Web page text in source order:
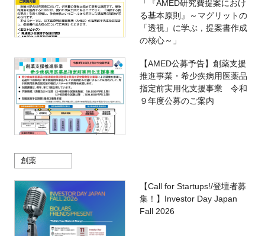
「『AMED研究費提案におけ
る基本原則』～マグリットの
「透視」に学ぶ，提案書作成
の核心～」
【AMED公募予告】創薬支援
推進事業・希少疾病用医薬品
指定前実用化支援事業 令和
９年度公募のご案内
創薬
【Call for Startups!/登壇者募
集！】Investor Day Japan
Fall 2026